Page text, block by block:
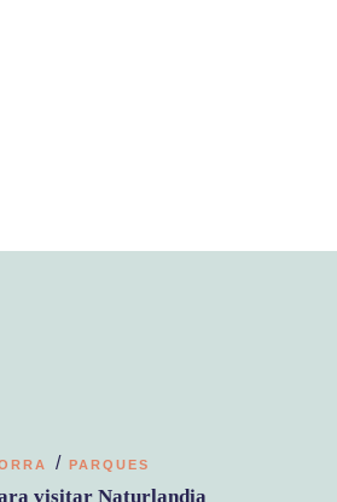
/ PARQUES
visitar Naturlandia